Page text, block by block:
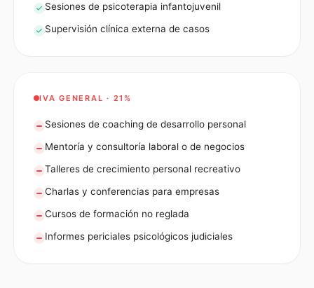
Sesiones de psicoterapia infantojuvenil
Supervisión clínica externa de casos
IVA GENERAL · 21%
Sesiones de coaching de desarrollo personal
Mentoría y consultoría laboral o de negocios
Talleres de crecimiento personal recreativo
Charlas y conferencias para empresas
Cursos de formación no reglada
Informes periciales psicológicos judiciales